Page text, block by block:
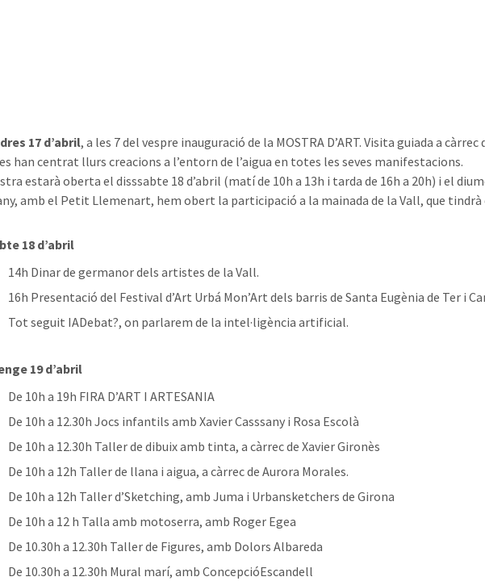
17 d’abril, a les 7 del vespre inauguració de la MOSTRA D’ART. Visita guiada a
han centrat llurs creacions a l’entorn de l’aigua en totes les seves manifestacions.
estarà oberta el disssabte 18 d’abril (matí de 10h a 13h i tarda de 16h a 20h) i el
amb el Petit Llemenart, hem obert la participació a la mainada de la Vall, que tindrà
18 d’abril
14h Dinar de germanor dels artistes de la Vall.
16h Presentació del Festival d’Art Urbá Mon’Art dels barris de Santa Eugènia de Ter i
Tot seguit IADebat?, on parlarem de la intel·ligència artificial.
19 d’abril
De 10h a 19h FIRA D’ART I ARTESANIA
De 10h a 12.30h Jocs infantils amb Xavier Casssany i Rosa Escolà
De 10h a 12.30h Taller de dibuix amb tinta, a càrrec de Xavier Gironès
De 10h a 12h Taller de llana i aigua, a càrrec de Aurora Morales.
De 10h a 12h Taller d’Sketching, amb Juma i Urbansketchers de Girona
De 10h a 12 h Talla amb motoserra, amb Roger Egea
De 10.30h a 12.30h Taller de Figures, amb Dolors Albareda
De 10.30h a 12.30h Mural marí, amb ConcepcióEscandell